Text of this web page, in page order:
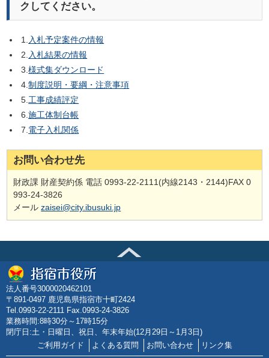
クしてください。
1.
入札予定案件の情報
2. 入札結果の情報
3.様式集ダウンロード
4.制度説明・要綱・注意事項
5. 工事成績評定
6.施工体制台帳
7. 電子入札関係
お問い合わせ先
財政課 財産契約係 電話 0993-22-2111(内線2143・2144)FAX 0
993-24-3826
メールzaisei@city.ibusuki.jp
法人番号3000020462101
〒891-0497 鹿児島県指宿市十町2424
Tel.0993-22-2111 Fax.0993-24-3826
業務時間:8時30分～17時15分
閉庁日:土・日曜日、祝日、年末年始(12月29日～1月3日)
ご利用ガイド
よくある質問 お問い合わせ リンク集